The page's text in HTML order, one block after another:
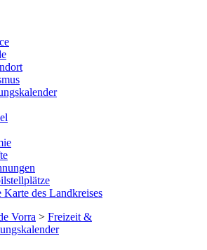
Karte des Landkreises
Vorra > Freizeit &